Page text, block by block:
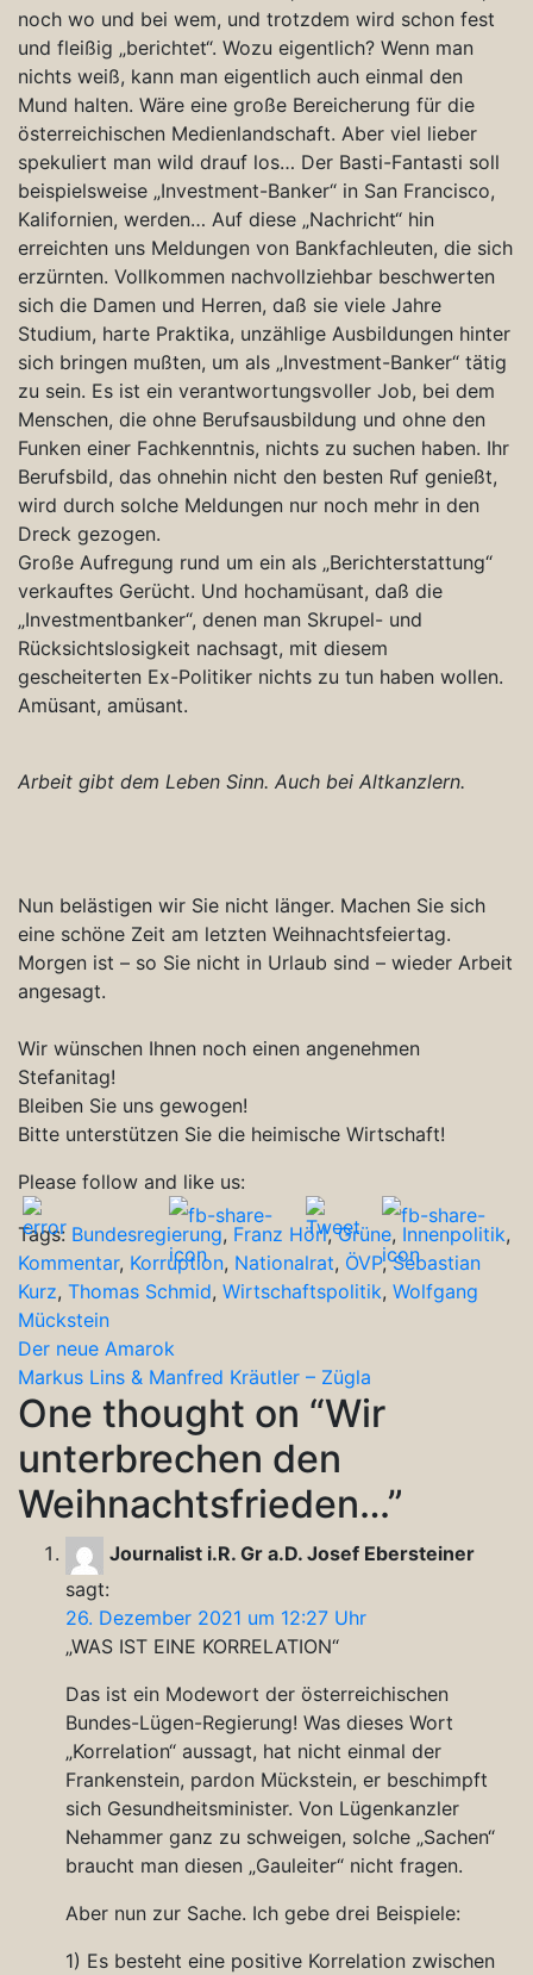
noch wo und bei wem, und trotzdem wird schon fest
und fleißig „berichtet“. Wozu eigentlich? Wenn man
nichts weiß, kann man eigentlich auch einmal den
Mund halten. Wäre eine große Bereicherung für die
österreichischen Medienlandschaft. Aber viel lieber
spekuliert man wild drauf los… Der Basti-Fantasti soll
beispielsweise „Investment-Banker“ in San Francisco,
Kalifornien, werden… Auf diese „Nachricht“ hin
erreichten uns Meldungen von Bankfachleuten, die sich
erzürnten. Vollkommen nachvollziehbar beschwerten
sich die Damen und Herren, daß sie viele Jahre
Studium, harte Praktika, unzählige Ausbildungen hinter
sich bringen mußten, um als „Investment-Banker“ tätig
zu sein. Es ist ein verantwortungsvoller Job, bei dem
Menschen, die ohne Berufsausbildung und ohne den
Funken einer Fachkenntnis, nichts zu suchen haben. Ihr
Berufsbild, das ohnehin nicht den besten Ruf genießt,
wird durch solche Meldungen nur noch mehr in den
Dreck gezogen.
Große Aufregung rund um ein als „Berichterstattung“
verkauftes Gerücht. Und hochamüsant, daß die
„Investmentbanker“, denen man Skrupel- und
Rücksichtslosigkeit nachsagt, mit diesem
gescheiterten Ex-Politiker nichts zu tun haben wollen.
Amüsant, amüsant.
Arbeit gibt dem Leben Sinn. Auch bei Altkanzlern.
Nun belästigen wir Sie nicht länger. Machen Sie sich
eine schöne Zeit am letzten Weihnachtsfeiertag.
Morgen ist – so Sie nicht in Urlaub sind – wieder Arbeit
angesagt.
Wir wünschen Ihnen noch einen angenehmen
Stefanitag!
Bleiben Sie uns gewogen!
Bitte unterstützen Sie die heimische Wirtschaft!
Please follow and like us:
Tags: Bundesregierung, Franz Hörl,Grüne, Innenpolitik,
Kommentar, Korruption, Nationalrat, ÖVP,Sebastian
Kurz, Thomas Schmid, Wirtschaftspolitik, Wolfgang
Mückstein
Beitragsnavigation
Der neue Amarok
Markus Lins & Manfred Kräutler – Zügla
One thought on “Wir
unterbrechen den
Weihnachtsfrieden…”
Journalist i.R. Gr a.D. Josef Ebersteiner
sagt:
26. Dezember 2021 um 12:27 Uhr
„WAS IST EINE KORRELATION“
Das ist ein Modewort der österreichischen
Bundes-Lügen-Regierung! Was dieses Wort
„Korrelation“ aussagt, hat nicht einmal der
Frankenstein, pardon Mückstein, er beschimpft
sich Gesundheitsminister. Von Lügenkanzler
Nehammer ganz zu schweigen, solche „Sachen“
braucht man diesen „Gauleiter“ nicht fragen.
Aber nun zur Sache. Ich gebe drei Beispiele:
1) Es besteht eine positive Korrelation zwischen